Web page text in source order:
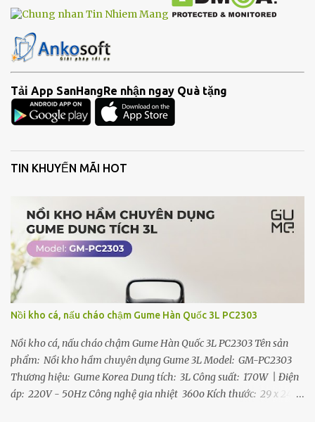
Tải App SanHangRe nhận ngay Quà tặng
TIN KHUYẾN MÃI HOT
Nồi kho cá, nấu cháo chậm Gume Hàn Quốc 3L PC2303
Nồi kho cá, nấu cháo chậm Gume Hàn Quốc 3L PC2303 Tên sản
phẩm: Nồi kho hầm chuyên dụng Gume 3L Model: GM-PC2303
Thương hiệu: Gume Korea Dung tích: 3L Công suất: 170W | Điện
áp: 220V - 50Hz Công nghệ gia nhiệt 360o Kích thước: 29 x 24